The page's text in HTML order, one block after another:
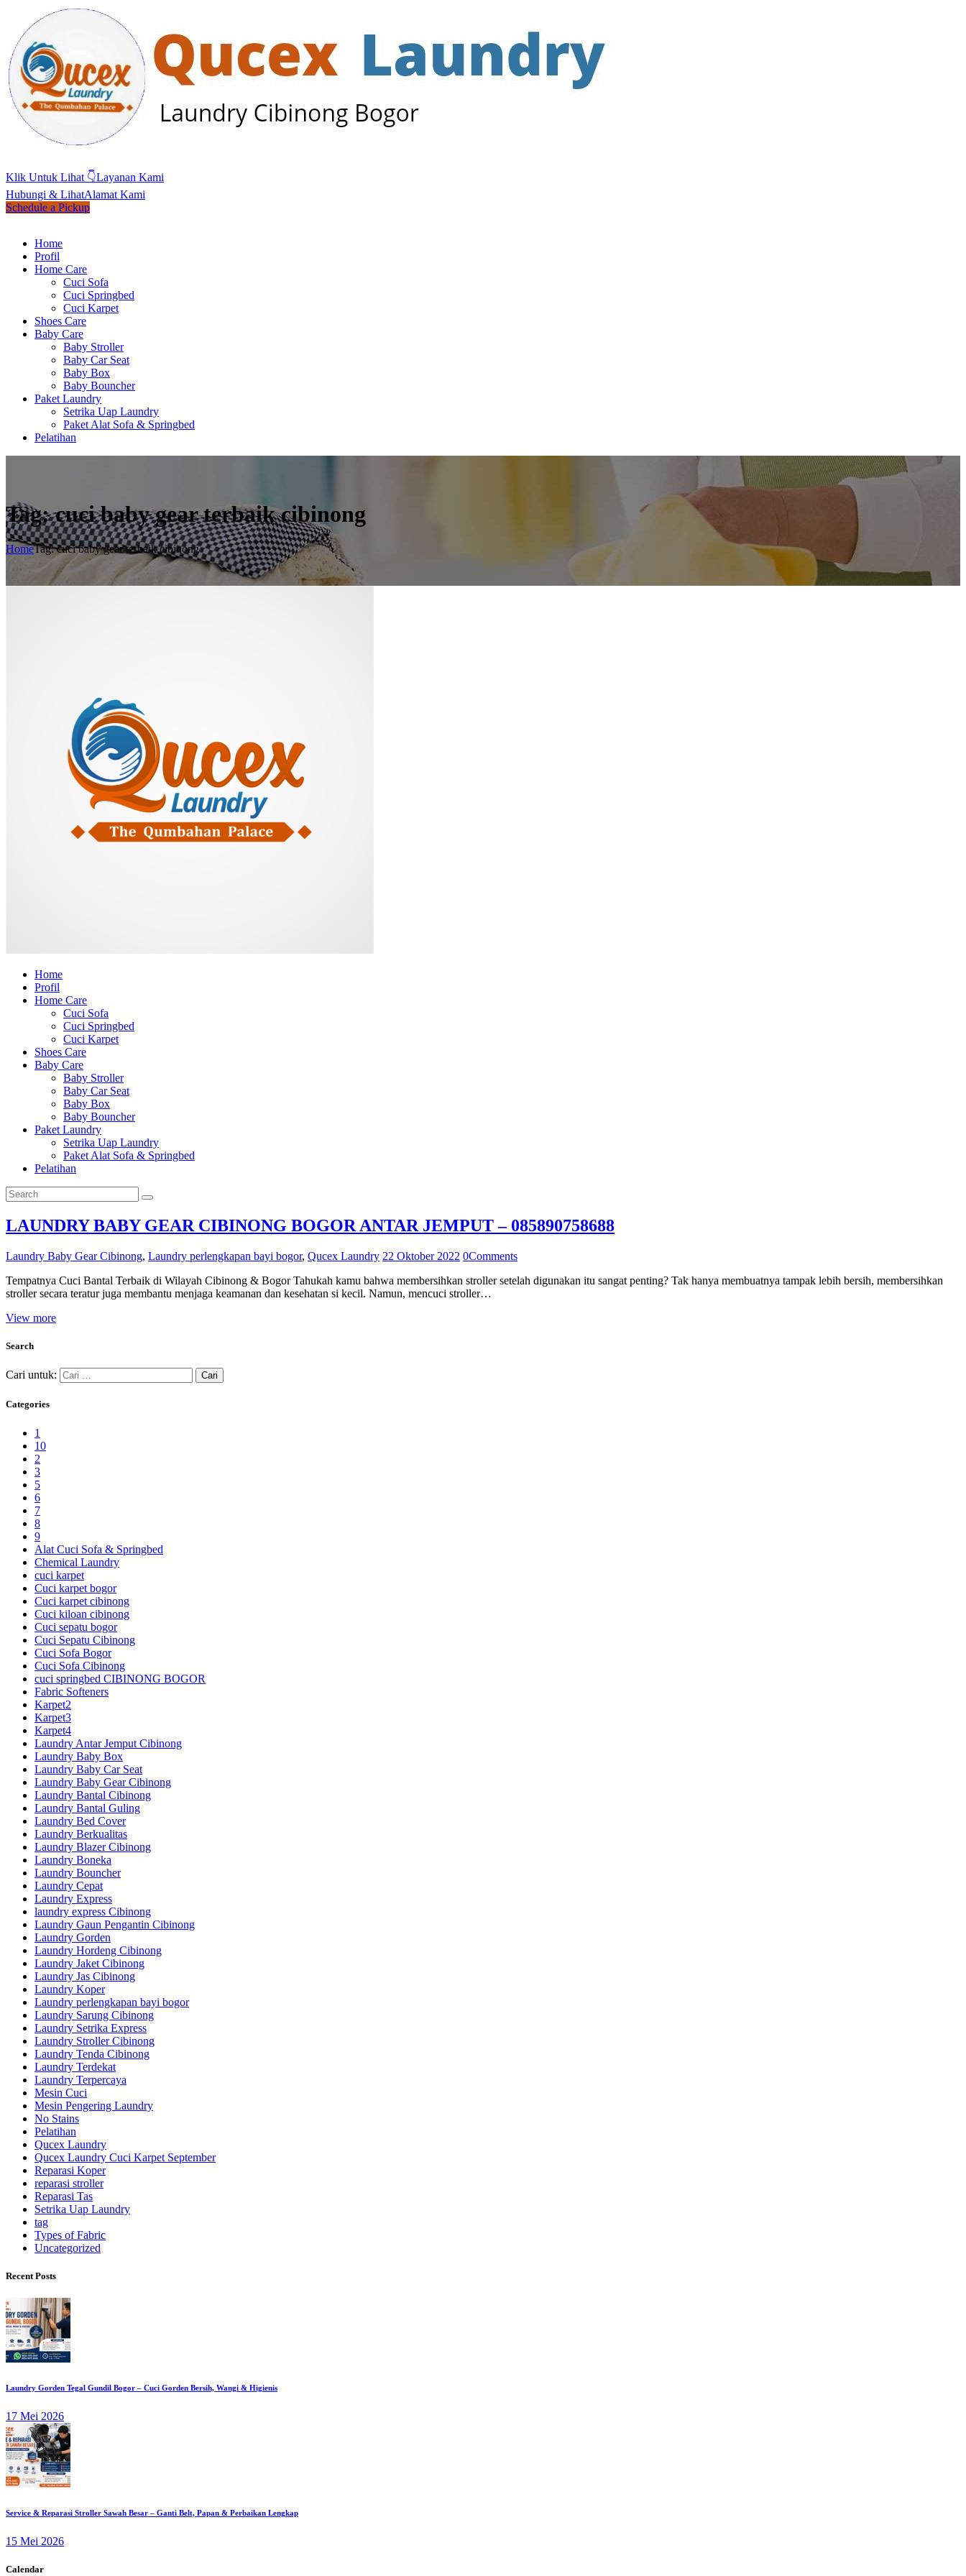
Klik Untuk Lihat 👇Layanan Kami
Hubungi & LihatAlamat Kami
Schedule a Pickup
Home
Profil
Home Care
Cuci Sofa
Cuci Springbed
Cuci Karpet
Shoes Care
Baby Care
Baby Stroller
Baby Car Seat
Baby Box
Baby Bouncher
Paket Laundry
Setrika Uap Laundry
Paket Alat Sofa & Springbed
Pelatihan
Tag: cuci baby gear terbaik cibinong
HomeTag: cuci baby gear terbaik cibinong
Home
Profil
Home Care
Cuci Sofa
Cuci Springbed
Cuci Karpet
Shoes Care
Baby Care
Baby Stroller
Baby Car Seat
Baby Box
Baby Bouncher
Paket Laundry
Setrika Uap Laundry
Paket Alat Sofa & Springbed
Pelatihan
LAUNDRY BABY GEAR CIBINONG BOGOR ANTAR JEMPUT – 085890758688
Laundry Baby Gear Cibinong, Laundry perlengkapan bayi bogor, Qucex Laundry 22 Oktober 2022 0Comments
Tempatnya Cuci Bantal Terbaik di Wilayah Cibinong & Bogor Tahukah kamu bahwa membersihkan stroller setelah digunakan itu sangat penting? Tak hanya membuatnya tampak lebih bersih, membersihkan
stroller secara teratur juga membantu menjaga keamanan dan kesehatan si kecil. Namun, mencuci stroller…
View more
Search
Cari untuk:
Categories
1
10
2
3
5
6
7
8
9
Alat Cuci Sofa & Springbed
Chemical Laundry
cuci karpet
Cuci karpet bogor
Cuci karpet cibinong
Cuci kiloan cibinong
Cuci sepatu bogor
Cuci Sepatu Cibinong
Cuci Sofa Bogor
Cuci Sofa Cibinong
cuci springbed CIBINONG BOGOR
Fabric Softeners
Karpet2
Karpet3
Karpet4
Laundry Antar Jemput Cibinong
Laundry Baby Box
Laundry Baby Car Seat
Laundry Baby Gear Cibinong
Laundry Bantal Cibinong
Laundry Bantal Guling
Laundry Bed Cover
Laundry Berkualitas
Laundry Blazer Cibinong
Laundry Boneka
Laundry Bouncher
Laundry Cepat
Laundry Express
laundry express Cibinong
Laundry Gaun Pengantin Cibinong
Laundry Gorden
Laundry Hordeng Cibinong
Laundry Jaket Cibinong
Laundry Jas Cibinong
Laundry Koper
Laundry perlengkapan bayi bogor
Laundry Sarung Cibinong
Laundry Setrika Express
Laundry Stroller Cibinong
Laundry Tenda Cibinong
Laundry Terdekat
Laundry Terpercaya
Mesin Cuci
Mesin Pengering Laundry
No Stains
Pelatihan
Qucex Laundry
Qucex Laundry Cuci Karpet September
Reparasi Koper
reparasi stroller
Reparasi Tas
Setrika Uap Laundry
tag
Types of Fabric
Uncategorized
Recent Posts
Laundry Gorden Tegal Gundil Bogor – Cuci Gorden Bersih, Wangi & Higienis
17 Mei 2026
Service & Reparasi Stroller Sawah Besar – Ganti Belt, Papan & Perbaikan Lengkap
15 Mei 2026
Calendar